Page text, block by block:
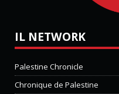
IL NETWORK
Palestine Chronicle
Chronique de Palestine